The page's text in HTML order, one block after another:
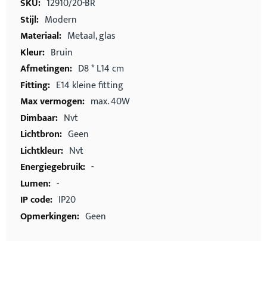
12910/20-BR
Modern
Metaal, glas
Bruin
D8 * L14 cm
E14 kleine fitting
max. 40W
Nvt
Geen
Nvt
-
-
IP20
Geen